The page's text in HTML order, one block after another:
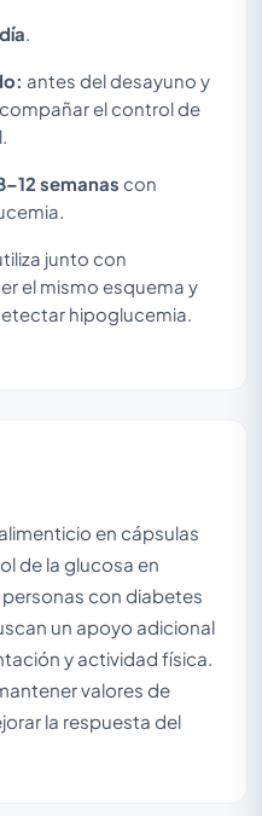
antes del desayuno y
el control de
semanas con
junto con
el mismo esquema y
hipoglucemia.
en cápsulas
de la glucosa en
con diabetes
un apoyo adicional
y actividad física.
valores de
la respuesta del